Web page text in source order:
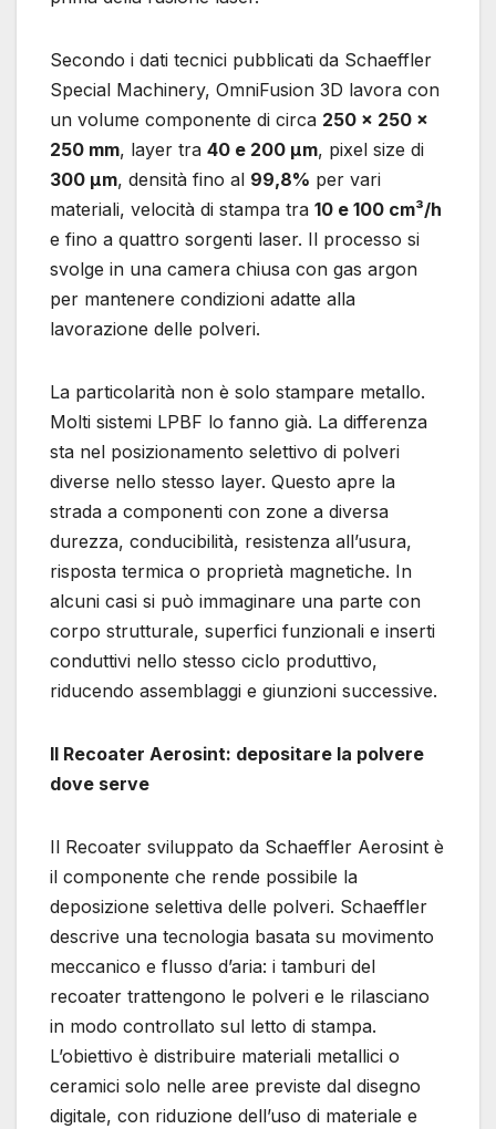
Secondo i dati tecnici pubblicati da Schaeffler
Special Machinery, OmniFusion 3D lavora con
un volume componente di circa 250 x 250 x
250 mm, layer tra 40 e 200 µm, pixel size di
300 µm, densità fino al 99,8% per vari
materiali, velocità di stampa tra 10 e 100 cm³/h
e fino a quattro sorgenti laser. Il processo si
svolge in una camera chiusa con gas argon
per mantenere condizioni adatte alla
lavorazione delle polveri.
La particolarità non è solo stampare metallo.
Molti sistemi LPBF lo fanno già. La differenza
sta nel posizionamento selettivo di polveri
diverse nello stesso layer. Questo apre la
strada a componenti con zone a diversa
durezza, conducibilità, resistenza all’usura,
risposta termica o proprietà magnetiche. In
alcuni casi si può immaginare una parte con
corpo strutturale, superfici funzionali e inserti
conduttivi nello stesso ciclo produttivo,
riducendo assemblaggi e giunzioni successive.
Il Recoater Aerosint: depositare la polvere
dove serve
Il Recoater sviluppato da Schaeffler Aerosint è
il componente che rende possibile la
deposizione selettiva delle polveri. Schaeffler
descrive una tecnologia basata su movimento
meccanico e flusso d’aria: i tamburi del
recoater trattengono le polveri e le rilasciano
in modo controllato sul letto di stampa.
L’obiettivo è distribuire materiali metallici o
ceramici solo nelle aree previste dal disegno
digitale, con riduzione dell’uso di materiale e